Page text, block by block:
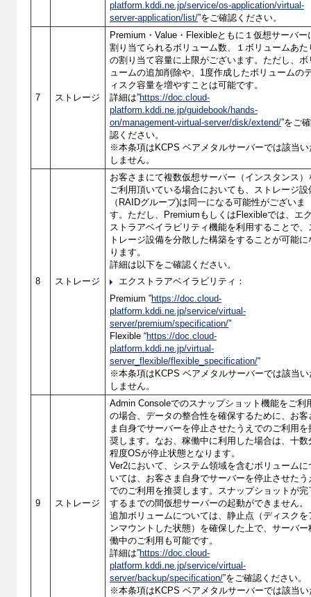
platform.kddi.ne.jp/service/os-application/virtual-
server-application/list/”をご確認ください。
7 ストレージ
Premium・Value・Flexibleともに１仮想サーバー
割り当てられるボリューム数、１ボリュームあた
の割り当て容量に上限がございます。ただし、ボ
ュームの追加削除や、1度作成したボリュームの
ィスク容量を増やすことは可能です。
詳細は”https://doc.cloud-
platform.kddi.ne.jp/guidebook/hands-
on/management-virtual-server/disk/extend/”をご確
認ください。
※本条項はKCPS ベアメタルサーバーでは該当い
しません。
8 ストレージ
お客さまにて複数仮想サーバー（インスタンス）
ご利用頂いている場合においても、ストレージ設
（RAIDグループ)は同一になる可能性がございま
す。ただし、PremiumもしくはFlexibleでは、エ
ストラアベイラビリティ機能を利用することで、
トレージ設備を分散した構築をすることが可能に
ります。
詳細は以下をご確認ください。
エクストラアベイラビリティ：
Premium ”https://doc.cloud-
platform.kddi.ne.jp/service/virtual-
server/premium/specification/”
Flexible “https://doc.cloud-
platform.kddi.ne.jp/virtual-
server_flexible/flexible_specification/“
※本条項はKCPS ベアメタルサーバーでは該当い
しません。
9 ストレージ
Admin Consoleでのスナップショット機能をご利
の場合、データの整合性を確保するために、お客
ま自身でサーバーを停止させたうえでのご利用を
奨します。なお、稼働中に利用した場合は、十数
程度OSが停止状態となります。
Ver2において、システム領域を含むボリュームに
いては、お客さま自身でサーバーを停止させたう
でのご利用を推奨します。スナップショットが完
するまでの間仮想サーバーの起動ができません。
追加ボリュームについては、静止点（ディスクを
ンマウントした状態）を確保した上で、サーバー
働中のご利用も可能です。
詳細は”https://doc.cloud-
platform.kddi.ne.jp/service/virtual-
server/backup/specification/”をご確認ください。
※本条項はKCPS ベアメタルサーバーでは該当い